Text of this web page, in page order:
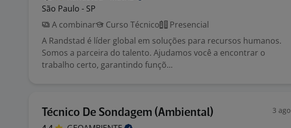
São Paulo - SP
A combinar
Curso Técnico
Presencial
A Randstad é líder global em soluções para recursos humanos.
Somos a parceira do talento. Ajudamos você a encontrar o
trabalho certo, garantindo funçõ...
Técnico De Sondagem (Ambiental) 3 ago